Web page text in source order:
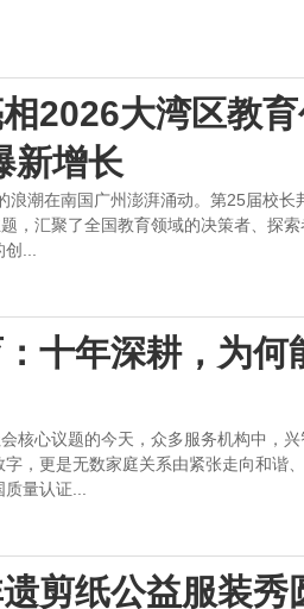
2026大湾区教
新增长
浪潮在南国广州澎湃涌动。第25届校
，汇聚了全国教育领域的决策者、探
...
十年深耕，为
核心议题的今天，众多服务机构中，
，更是无数家庭关系由紧张走向和谐
量认证...
剪纸公益服装秀